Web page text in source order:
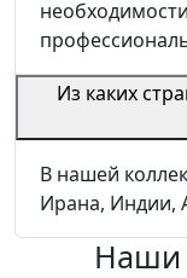
Из каких
В нашей
Ирана, Индии,
Наши